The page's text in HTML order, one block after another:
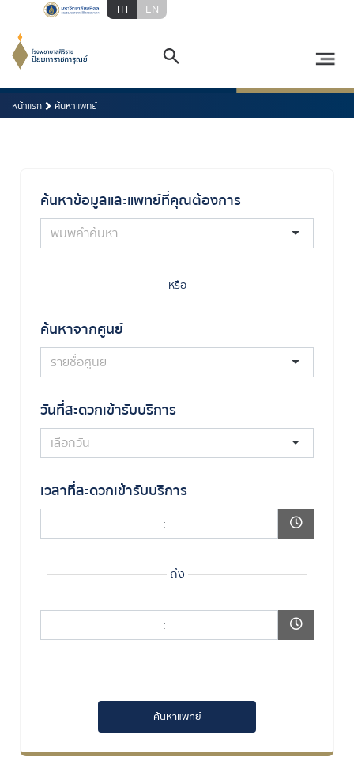
TH EN
หน้าแรก ค้นหาแพทย์
ค้นหาข้อมูลและแพทย์ที่คุณต้องการ
หรือ
ค้นหาจากศูนย์
วันที่สะดวกเข้ารับบริการ
เวลาที่สะดวกเข้ารับบริการ
:
ถึง
:
ค้นหาแพทย์